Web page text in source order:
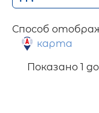
Способ
карта
Показано 1